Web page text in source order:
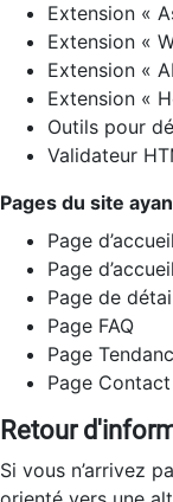
Extension «
Extension «
Extension «
Extension «
Outils pour
Validateur
Pages du site
Page
Page
Page de
Page FAQ
Page
Page Contact
Retour
Si vous n’arrivez